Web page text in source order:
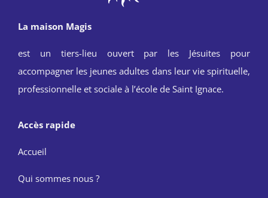
La maison Magis
est un tiers-lieu ouvert par les Jésuites pour
accompagner les jeunes adultes dans leur vie spirituelle,
professionnelle et sociale à l’école de Saint Ignace.
Accès rapide
Accueil
Qui sommes nous ?